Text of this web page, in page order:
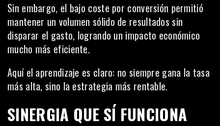
Sin embargo, el bajo coste por conversión permitió
mantener un volumen sólido de resultados sin
disparar el gasto, logrando un impacto económico
mucho más eficiente.
Aquí el aprendizaje es claro: no siempre gana la tasa
más alta, sino la estrategia más rentable.
SINERGIA QUE SÍ FUNCIONA